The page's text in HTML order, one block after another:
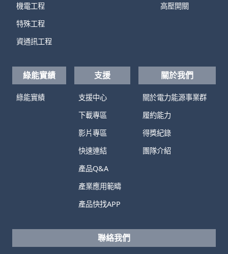
機電工程
特殊工程
資通訊工程
高壓開關
綠能實績
綠能實績
支援
支援中心
下載專區
影片專區
快速連結
產品Q&A
產業應用範疇
產品快找APP
關於我們
關於電力能源事業群
履約能力
得獎紀錄
團隊介紹
聯絡我們